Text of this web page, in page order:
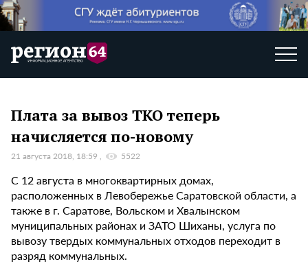
Плата за вывоз ТКО теперь
начисляется по-новому
21 августа 2018, 18:59 5522
С 12 августа в многоквартирных домах,
расположенных в Левобережье Саратовской области, а
также в г. Саратове, Вольском и Хвалынском
муниципальных районах и ЗАТО Шиханы, услуга по
вывозу твердых коммунальных отходов переходит в
разряд коммунальных.